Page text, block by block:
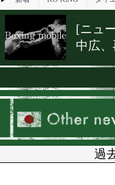
▶ 新着 KO KiNG
[ニ